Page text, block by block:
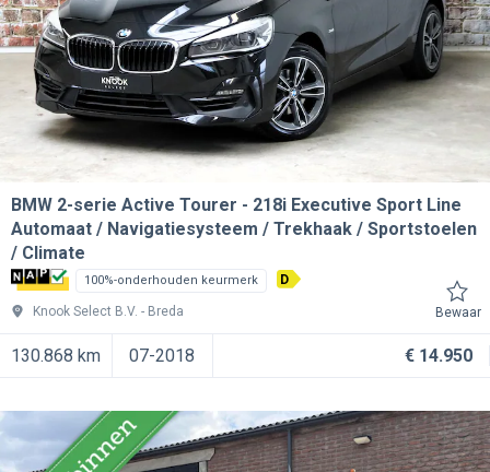
BMW 2-serie Active Tourer
218i Executive Sport Line
Automaat / Navigatiesysteem / Trekhaak / Sportstoelen
/ Climate
100%-onderhouden keurmerk D
Knook Select B.V. Breda Bewaar
130.868 km 07-2018 € 14.950